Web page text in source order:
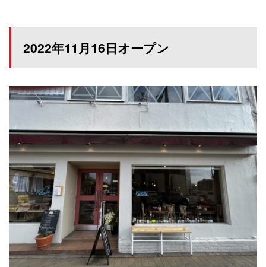
2022年11月16日オープン